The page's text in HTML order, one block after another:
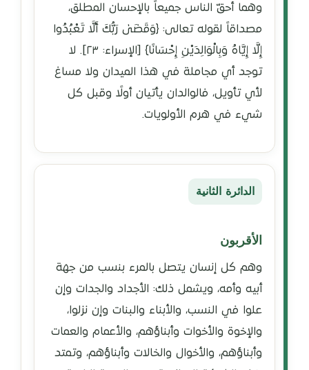
وهما أحقّ الناس جميعاً بالإحسان المطلق،
مصداقاً لقوله تعالى: ﴿وَقَضَىٰ رَبُّكَ أَلَّا تَعْبُدُوا
إِلَّا إِيَّاهُ وَبِالْوَالِدَيْنِ إِحْسَانًا﴾ [الإسراء: ٢٣]. لا
توجد أي مجاملة في هذا الميدان ولا مساغ
لأي تأويل، فالوالدان يأتيان أولًا وقبل كل
شيء في هرم الأولويات.
الدائرة الثانية
الأقربون
وهم كل إنسان يتصل بالمرء بنسب من جهة
أبيه وأمه، ويشمل ذلك: الأجداد والجدات وإن
علوا في النسب، والأبناء والبنات وإن نزلوا،
والإخوة والأخوات وأبناؤهم، والأعمام والعمات
وأبناؤهم، والأخوال والخالات وأبناؤهم، وتمتد